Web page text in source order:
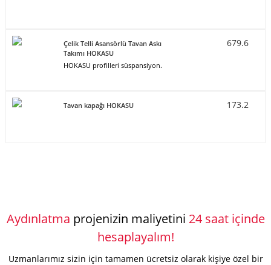
Çelik Telli Asansörlü Tavan Askı
Takımı HOKASU
HOKASU profilleri süspansiyon.
679.6
Tavan kapağı HOKASU 173.2
Aydınlatma projenizin maliyetini 24 saat içinde
hesaplayalım!
Uzmanlarımız sizin için tamamen ücretsiz olarak kişiye özel bir